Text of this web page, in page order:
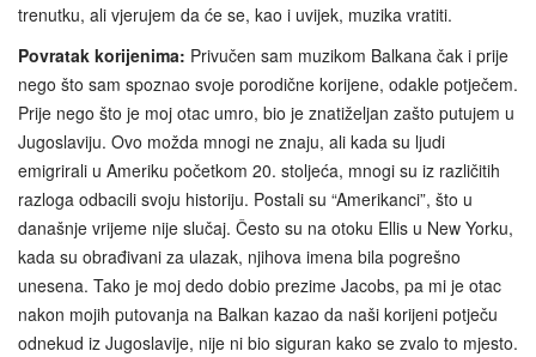
trenutku, ali vjerujem da će se, kao i uvijek, muzika vratiti.
Povratak korijenima: Privučen sam muzikom Balkana čak i prije
nego što sam spoznao svoje porodične korijene, odakle potječem.
Prije nego što je moj otac umro, bio je znatiželjan zašto putujem u
Jugoslaviju. Ovo možda mnogi ne znaju, ali kada su ljudi
emigrirali u Ameriku početkom 20. stoljeća, mnogi su iz različitih
razloga odbacili svoju historiju. Postali su “Amerikanci”, što u
današnje vrijeme nije slučaj. Često su na otoku Ellis u New Yorku,
kada su obrađivani za ulazak, njihova imena bila pogrešno
unesena. Tako je moj dedo dobio prezime Jacobs, pa mi je otac
nakon mojih putovanja na Balkan kazao da naši korijeni potječu
odnekud iz Jugoslavije, nije ni bio siguran kako se zvalo to mjesto.